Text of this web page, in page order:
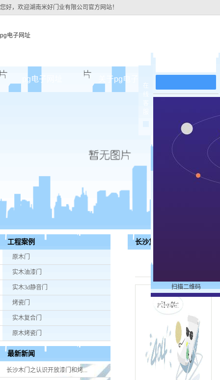
您好，欢迎湖南米好门业有限公司官方网站！
pg电子网址
pg电子网址 关于pg电子网址
公司团队
实木油
实木3d
烤瓷
实木复
工程案例
原木门
实木油漆门
实木3d静音门
烤瓷门
实木复合门
原木烤瓷门
最新新闻
长沙木门之认识开放漆门和烤...
长沙复合门
在
扫描二维码